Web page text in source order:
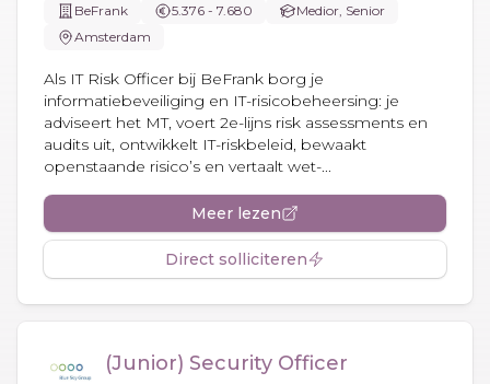
BeFrank 5.376 - 7.680
Medior, Senior
Amsterdam
Als IT Risk Officer bij BeFrank borg je
informatiebeveiliging en IT-risicobeheersing: je
adviseert het MT, voert 2e-lijns risk assessments en
audits uit, ontwikkelt IT-riskbeleid, bewaakt
openstaande risico’s en vertaalt wet-...
Meer lezen
Direct solliciteren
(Junior) Security Officer